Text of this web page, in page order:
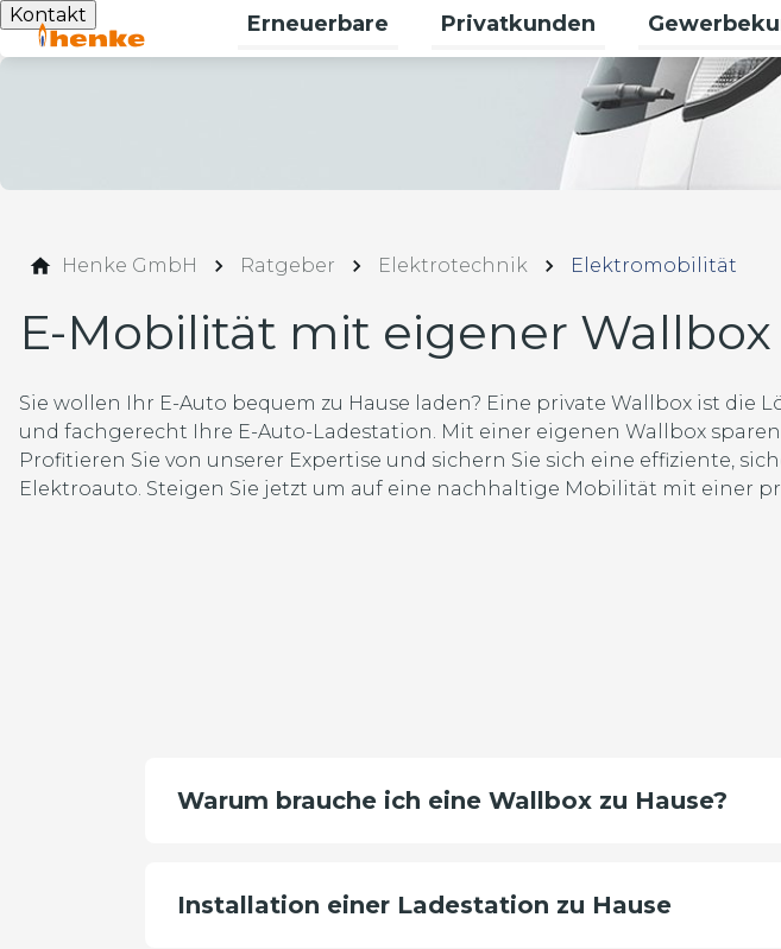
Kontakt Erneuerbare
Untermenü für Erneuerbare
Privatkunden
Untermenü
Henke GmbH Ratgeber Elektrotechnik Elektromobilität
E-Mobilität mit eigener Wallbox
Sie wollen Ihr E-Auto bequem zu Hause laden? Eine private Wallbox ist die
und fachgerecht Ihre E-Auto-Ladestation. Mit einer eigenen Wallbox
Profitieren Sie von unserer Expertise und sichern Sie sich eine effiziente,
Elektroauto. Steigen Sie jetzt um auf eine nachhaltige Mobilität mit einer
Warum brauche ich eine Wallbox zu Hause?
Installation einer Ladestation zu Hause